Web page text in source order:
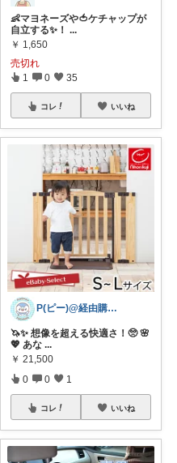
👶マヨネーズや🍅ケチャップが
自立する✨！ ...
￥ 1,650
売切れ
1 0 35
コレ いいね
P(ピー)@経由購入します！
🦄✨ 想像を超える快適さ！🥺 🌸
💖 あな ...
￥ 21,500
0 0 1
コレ いいね